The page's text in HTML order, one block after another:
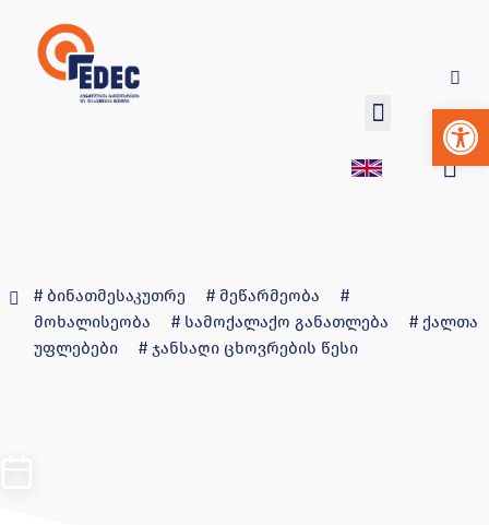
ბინათმესაკუთრე
მეწარმეობა
მოხალისეობა
სამოქალაქო განათლება
ქალთა
უფლებები
ჯანსაღი ცხოვრების წესი